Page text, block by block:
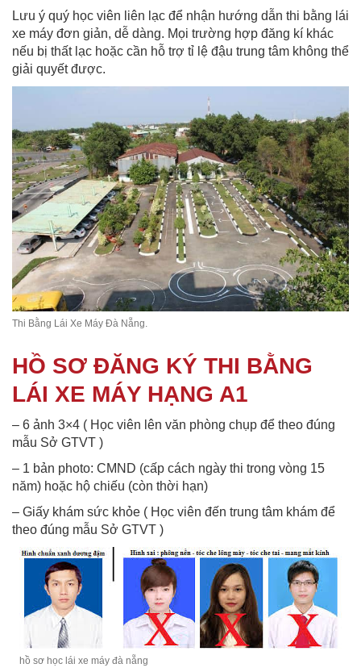
Lưu ý quý học viên liên lạc để nhận hướng dẫn thi bằng lái
xe máy đơn giản, dễ dàng. Mọi trường hợp đăng kí khác
nếu bị thất lạc hoặc cần hỗ trợ tỉ lệ đậu trung tâm không thể
giải quyết được.
Thi Bằng Lái Xe Máy Đà Nẵng.
HỒ SƠ ĐĂNG KÝ THI BẰNG
LÁI XE MÁY HẠNG A1
– 6 ảnh 3×4 ( Học viên lên văn phòng chụp để theo đúng
mẫu Sở GTVT )
– 1 bản photo: CMND (cấp cách ngày thi trong vòng 15
năm) hoặc hộ chiếu (còn thời hạn)
– Giấy khám sức khỏe ( Học viên đến trung tâm khám để
theo đúng mẫu Sở GTVT )
hồ sơ học lái xe máy đà nẵng